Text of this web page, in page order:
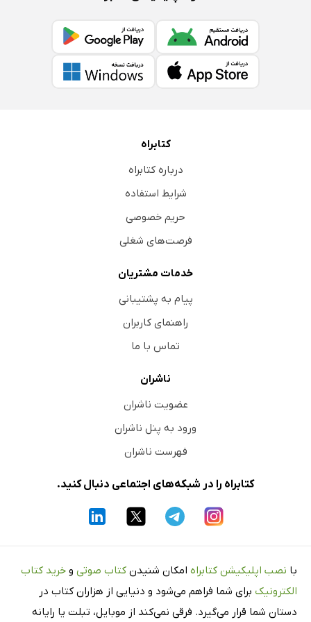
کتابراه
درباره کتابراه
شرایط استفاده
حریم خصوصی
فرصت‌های شغلی
خدمات مشتریان
پیام به پشتیبانی
راهنمای کاربران
تماس با ما
ناشران
عضویت ناشران
ورود به پنل ناشران
فهرست ناشران
کتابراه را در شبکه‌های اجتماعی دنبال کنید.
با نصب اپلیکیشن کتابراه امکان شنیدن کتاب صوتی و خرید کتاب
الکترونیک برای شما فراهم می‌شود و دنیایی از هزاران کتاب در
دستان شما قرار می‌گیرد. فرقی نمی‌کند از موبایل، تبلت یا رایانه